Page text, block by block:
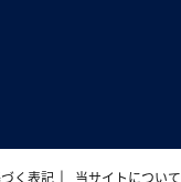
く表記 当サイトについて